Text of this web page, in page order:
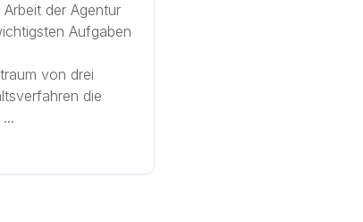
der Agentur
Aufgaben
von drei
die